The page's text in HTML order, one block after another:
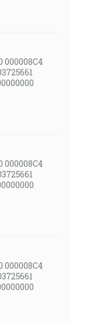
000008C4
000008C4
000008C4